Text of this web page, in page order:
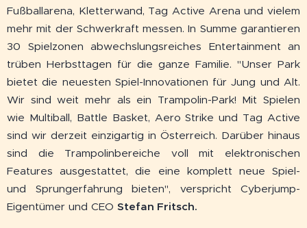
Fußballarena, Kletterwand, Tag Active Arena und vielem
mehr mit der Schwerkraft messen. In Summe garantieren
30 Spielzonen abwechslungsreiches Entertainment an
trüben Herbsttagen für die ganze Familie. "Unser Park
bietet die neuesten Spiel-Innovationen für Jung und Alt.
Wir sind weit mehr als ein Trampolin-Park! Mit Spielen
wie Multiball, Battle Basket, Aero Strike und Tag Active
sind wir derzeit einzigartig in Österreich. Darüber hinaus
sind die Trampolinbereiche voll mit elektronischen
Features ausgestattet, die eine komplett neue Spiel-
und Sprungerfahrung bieten", verspricht Cyberjump-
Eigentümer und CEO Stefan Fritsch.